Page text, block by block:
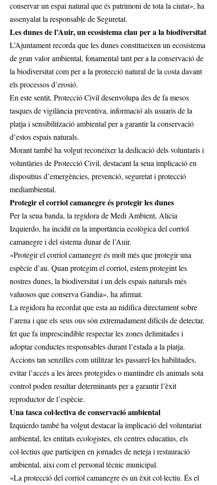
conservar un espai natural que és patrimoni de tota la ciutat», ha
assenyalat la responsable de Seguretat.
Les dunes de l’Auir, un ecosistema clau per a la biodiversitat
L’Ajuntament recorda que les dunes constitueixen un ecosistema
de gran valor ambiental, fonamental tant per a la conservació de
la biodiversitat com per a la protecció natural de la costa davant
els processos d’erosió.
En este sentit, Protecció Civil desenvolupa des de fa mesos
tasques de vigilància preventiva, informació als usuaris de la
platja i sensibilització ambiental per a garantir la conservació
d’estos espais naturals.
Morant també ha volgut reconéixer la dedicació dels voluntaris i
voluntàries de Protecció Civil, destacant la seua implicació en
dispositius d’emergències, prevenció, seguretat i protecció
mediambiental.
Protegir el corriol camanegre és protegir les dunes
Per la seua banda, la regidora de Medi Ambient, Alícia
Izquierdo, ha incidit en la importància ecològica del corriol
camanegre i del sistema dunar de l’Auir.
«Protegir el corriol camanegre és molt més que protegir una
espècie d’au. Quan protegim el corriol, estem protegint les
nostres dunes, la biodiversitat i un dels espais naturals més
valuosos que conserva Gandia», ha afirmat.
La regidora ha recordat que esta au nidifica directament sobre
l’arena i que els seus ous són extremadament difícils de detectar,
fet que fa imprescindible respectar les zones delimitades i
adoptar conductes responsables durant l’estada a la platja.
Accions tan senzilles com utilitzar les passarel·les habilitades,
evitar l’accés a les àrees protegides o mantindre els animals sota
control poden resultar determinants per a garantir l’èxit
reproductor de l’espècie.
Una tasca col·lectiva de conservació ambiental
Izquierdo també ha volgut destacar la implicació del voluntariat
ambiental, les entitats ecologistes, els centres educatius, els
col·lectius que participen en jornades de neteja i restauració
ambiental, així com el personal tècnic municipal.
«La protecció del corriol camanegre és un èxit col·lectiu. És el